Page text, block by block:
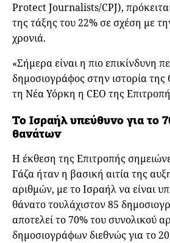
Protect Journalists/CPJ),
της τάξης του 22% σε σχέση με
χρονιά.
«Σήμερα είναι η πιο επικίνδυνη
δημοσιογράφος στην ιστορία της
τη Νέα Υόρκη η CEO της
Το Ισραήλ υπεύθυνο για το
θανάτων
Η έκθεση της Επιτροπής
Γάζα ήταν η βασική αιτία της
αριθμών, με το Ισραήλ να είναι
θάνατο τουλάχιστον 85
αποτελεί το 70% του συνολικού
δημοσιογράφων διεθνώς για το